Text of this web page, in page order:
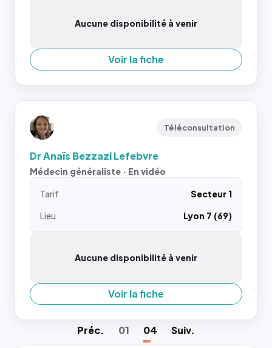
Aucune disponibilité à venir
Voir la fiche
Téléconsultation
Dr Anaïs Bezzazi Lefebvre
Médecin généraliste · En vidéo
Tarif
Secteur 1
Lieu
Lyon 7 (69)
Aucune disponibilité à venir
Voir la fiche
Préc. 01 04 Suiv.